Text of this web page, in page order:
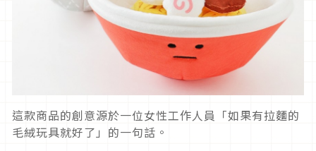
這款商品的創意源於一位女性工作人員「如果有拉麵的
毛絨玩具就好了」的一句話。